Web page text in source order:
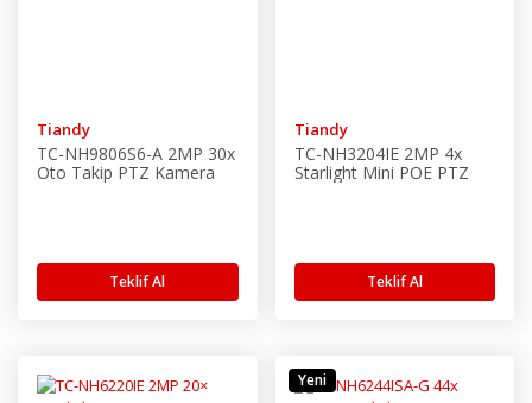
Tiandy
TC-NH9806S6-A 2MP 30x
Oto Takip PTZ Kamera
Teklif Al
Tiandy
TC-NH3204IE 2MP 4x
Starlight Mini POE PTZ
Teklif Al
Yeni